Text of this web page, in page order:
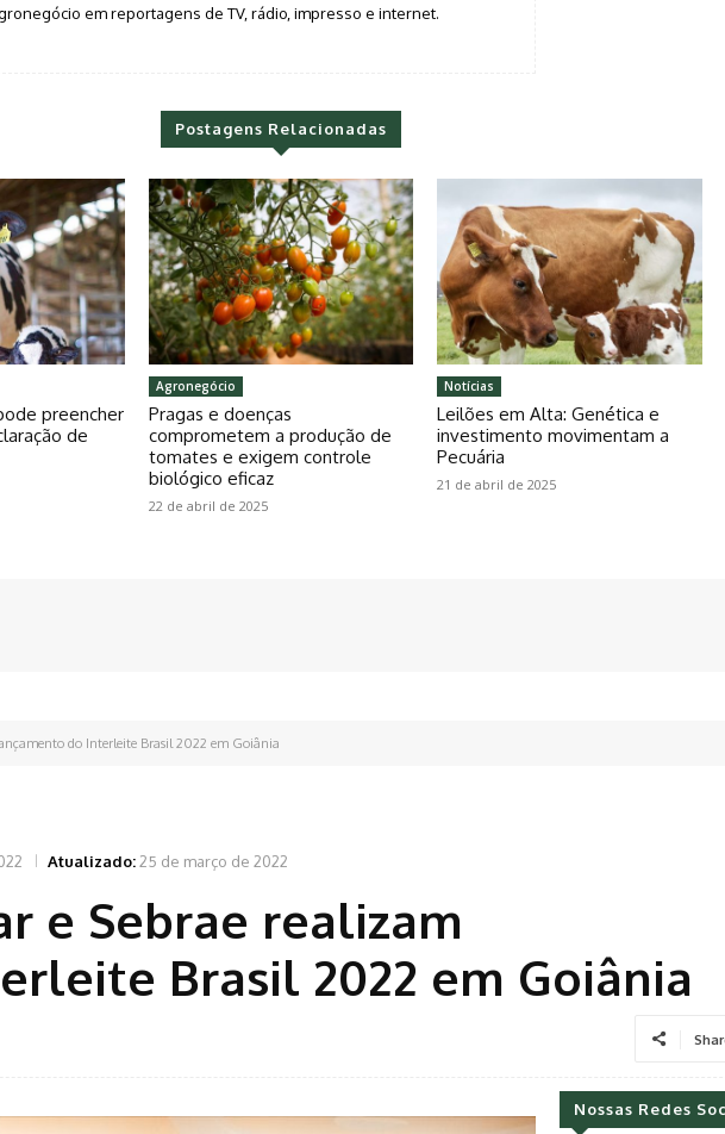
em reportagens de TV, rádio, impresso e internet.
Postagens Relacionadas
preencher
de
Agronegócio
Pragas e doenças
comprometem a produção de
tomates e exigem controle
biológico eficaz
22 de abril de 2025
Notícias
Leilões em Alta: Genética e
investimento movimentam a
Pecuária
21 de abril de 2025